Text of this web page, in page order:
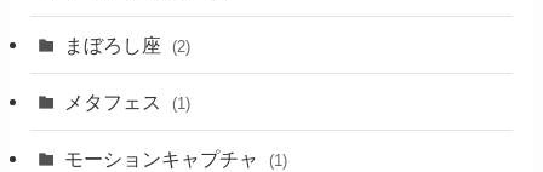
まぼろし座 (2)
メタフェス (1)
モーションキャプチャ (1)